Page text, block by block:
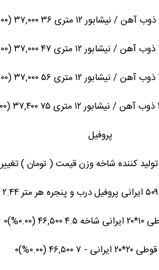
پروفیل
کننده شاخه وزن قیمت ( تومان ) تغییر
(۰.۰۰%)۰
- ۷ ۴۶,۵۰۰ (۰.۰۰%)۰